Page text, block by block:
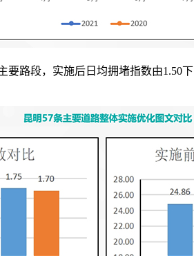
路段，实施后日均拥堵指数由1.50